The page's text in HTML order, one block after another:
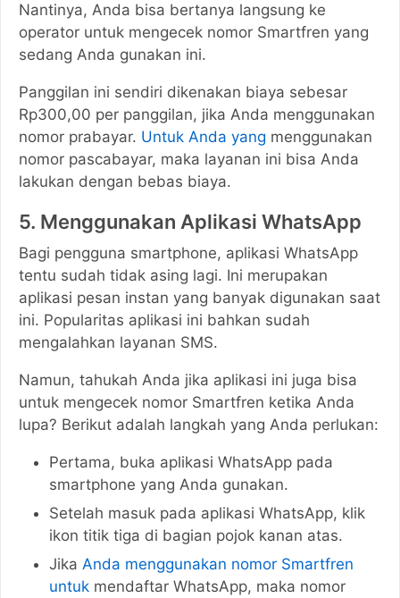
Nantinya, Anda bisa bertanya langsung ke
operator untuk mengecek nomor Smartfren yang
sedang Anda gunakan ini.
Panggilan ini sendiri dikenakan biaya sebesar
Rp300,00 per panggilan, jika Anda menggunakan
nomor prabayar. Untuk Anda yang menggunakan
nomor pascabayar, maka layanan ini bisa Anda
lakukan dengan bebas biaya.
5. Menggunakan Aplikasi WhatsApp
Bagi pengguna smartphone, aplikasi WhatsApp
tentu sudah tidak asing lagi. Ini merupakan
aplikasi pesan instan yang banyak digunakan saat
ini. Popularitas aplikasi ini bahkan sudah
mengalahkan layanan SMS.
Namun, tahukah Anda jika aplikasi ini juga bisa
untuk mengecek nomor Smartfren ketika Anda
lupa? Berikut adalah langkah yang Anda perlukan:
Pertama, buka aplikasi WhatsApp pada
smartphone yang Anda gunakan.
Setelah masuk pada aplikasi WhatsApp, klik
ikon titik tiga di bagian pojok kanan atas.
Jika Anda menggunakan nomor Smartfren
untuk mendaftar WhatsApp, maka nomor